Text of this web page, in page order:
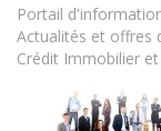
Portail
Actualités et offres
Crédit Immobilier